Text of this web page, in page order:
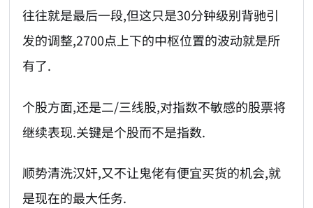
往往就是最后一段,但这只是30分钟级别背驰引
发的调整,2700点上下的中枢位置的波动就是所
有了.
个股方面,还是二/三线股,对指数不敏感的股票将
继续表现.关键是个股而不是指数.
顺势清洗汉奸,又不让鬼佬有便宜买货的机会,就
是现在的最大任务.